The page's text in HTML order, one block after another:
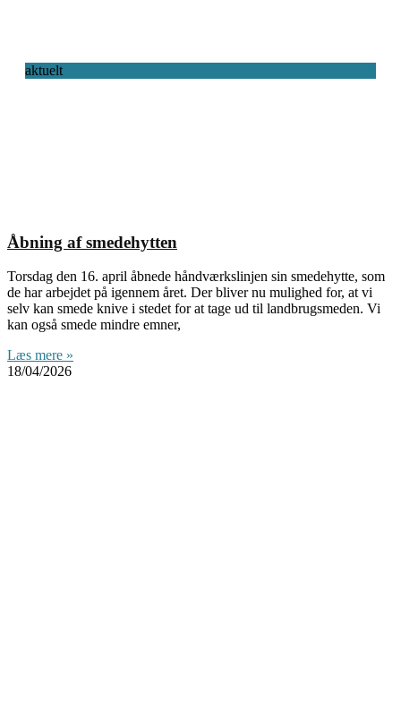
aktuelt
Åbning af smedehytten
Torsdag den 16. april åbnede håndværkslinjen sin smedehytte, som
de har arbejdet på igennem året. Der bliver nu mulighed for, at vi
selv kan smede knive i stedet for at tage ud til landbrugsmeden. Vi
kan også smede mindre emner,
Læs mere »
18/04/2026